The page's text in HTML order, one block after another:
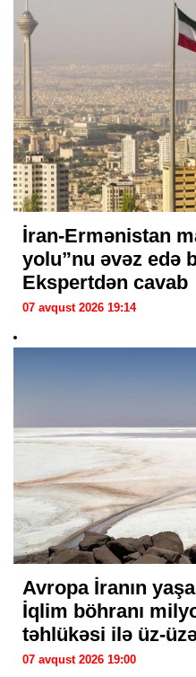
İran-Ermənistan
yolu”nu əvəz edə
Ekspertdən cavab
07 avqust 2026 19:14
Avropa İranın
İqlim böhranı
təhlükəsi ilə üz-
07 avqust 2026 19:00